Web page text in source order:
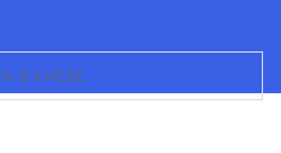
В КИЕВЕ